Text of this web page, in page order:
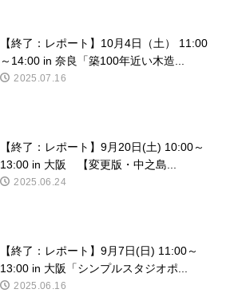
【終了：レポート】10月4日（土） 11:00
～14:00 in 奈良「築100年近い木造...
2025.07.16
【終了：レポート】9月20日(土) 10:00～
13:00 in 大阪 【変更版・中之島...
2025.06.24
【終了：レポート】9月7日(日) 11:00～
13:00 in 大阪「シンプルスタジオポ...
2025.06.16